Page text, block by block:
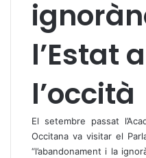
l’Estat
l’occità
El setembre passat
Occitana va visitar el
“l’abandonament i la